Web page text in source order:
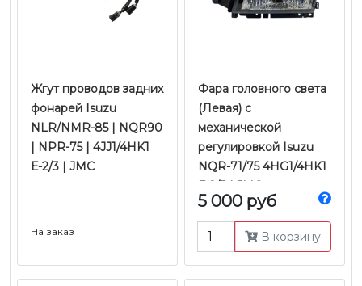
Жгут проводов задних
фонарей Isuzu
NLR/NMR-85 | NQR90
| NPR-75 | 4JJ1/4HK1
Е-2/3 | JMC
На заказ
Фара головного света
(Левая) с
механической
регулировкой Isuzu
NQR-71/75 4HG1/4HK1
Е-2/3 | JMC
5 000 руб
В корзину